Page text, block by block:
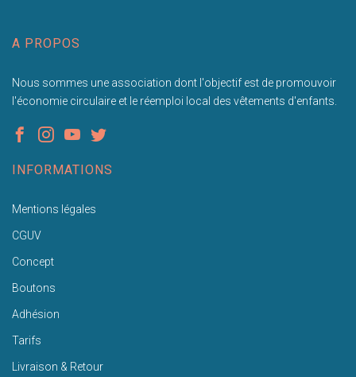
A PROPOS
Nous sommes une association dont l'objectif est de promouvoir
l'économie circulaire et le réemploi local des vêtements d'enfants.
INFORMATIONS
Mentions légales
CGUV
Concept
Boutons
Adhésion
Tarifs
Livraison & Retour